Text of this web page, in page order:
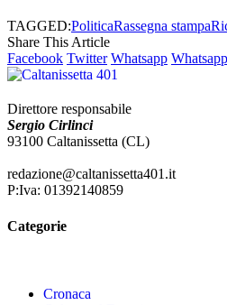
TAGGED:PoliticaRassegna stampa
Share This Article
Facebook Twitter Whatsapp Whatsapp
Direttore responsabile
Sergio Cirlinci
93100 Caltanissetta (CL)
redazione@caltanissetta401.it
P:Iva: 01392140859
Categorie
Cronaca